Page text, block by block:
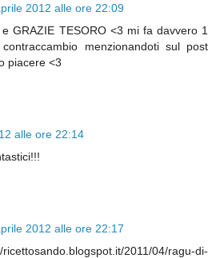
2012 alle ore 22:09
GRAZIE TESORO <3 mi fa davvero 1
menzionandoti sul post
piacere <3
alle ore 22:14
2012 alle ore 22:17
2011/04/ragu-di-